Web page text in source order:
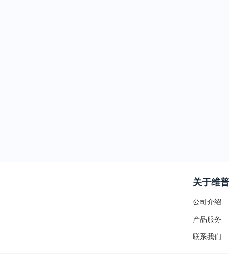
关于维普
公司介绍
产品服务
联系我们